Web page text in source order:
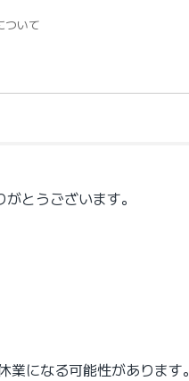
いて
とうございます。
になる可能性があります。